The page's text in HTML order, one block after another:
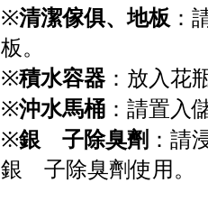
※清潔傢俱、地板 ：
板。
※積水容器：放入花
※沖水馬桶：請置入
※銀離子除臭劑 ：請
銀離子除臭劑使用。